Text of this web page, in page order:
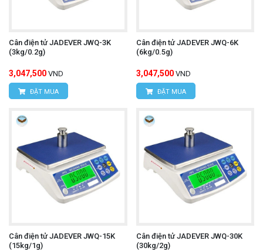
Cân điện tử JADEVER JWQ-3K
(3kg/0.2g)
3,047,500 VND
ĐẶT MUA
Cân điện tử JADEVER JWQ-6K
(6kg/0.5g)
3,047,500 VND
ĐẶT MUA
Cân điện tử JADEVER JWQ-15K
(15kg/1g)
Cân điện tử JADEVER JWQ-30K
(30kg/2g)